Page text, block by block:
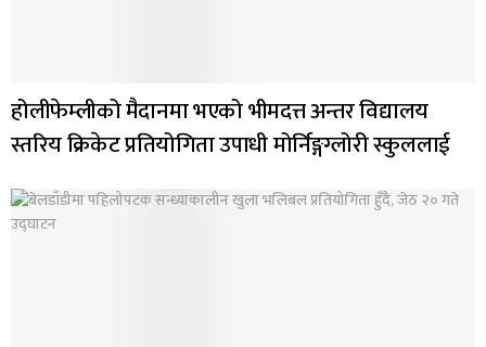
होलीफेम्लीको मैदानमा भएको भीमदत्त अन्तर विद्यालय
स्तरिय क्रिकेट प्रतियोगिता उपाधी मोर्निङ्गग्लोरी स्कुललाई